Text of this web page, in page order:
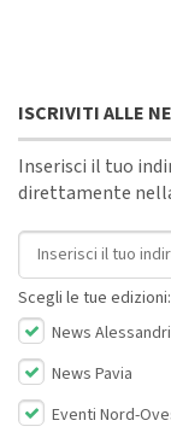
ISCRIVITI ALLE
Inserisci il tuo
direttamente
Indirizzo email
Scegli le tue edizioni:
News
News Pavia
Eventi Nord-